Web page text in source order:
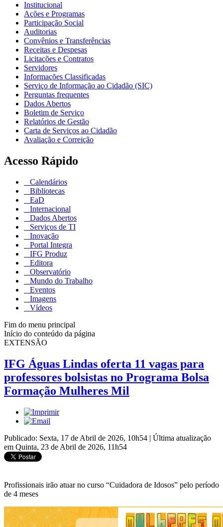
Institucional
Ações e Programas
Participação Social
Auditorias
Convênios e Transferências
Receitas e Despesas
Licitações e Contratos
Servidores
Informações Classificadas
Serviço de Informação ao Cidadão (SIC)
Perguntas frequentes
Dados Abertos
Boletim de Serviço
Relatórios de Gestão
Carta de Serviços ao Cidadão
Avaliação e Correição
Acesso Rápido
Calendários
Bibliotecas
EaD
Internacional
Dados Abertos
Serviços de TI
Inovação
Portal Integra
IFG Produz
Editora
Observatório
Mundo do Trabalho
Eventos
Imagens
Vídeos
Fim do menu principal
Início do conteúdo da página
EXTENSÃO
IFG Águas Lindas oferta 11 vagas para
professores bolsistas no Programa Bolsa
Formação Mulheres Mil
Publicado: Sexta, 17 de Abril de 2026, 10h54 | Última atualização
em Quinta, 23 de Abril de 2026, 11h54
Profissionais irão atuar no curso “Cuidadora de Idosos” pelo período
de 4 meses